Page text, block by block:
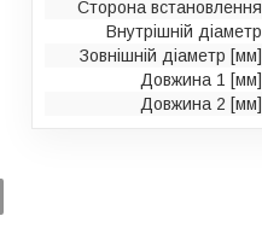
Сторона встановлення
Внутрішній діаметр
Зовнішній діаметр [мм]
Довжина 1 [мм]
Довжина 2 [мм]